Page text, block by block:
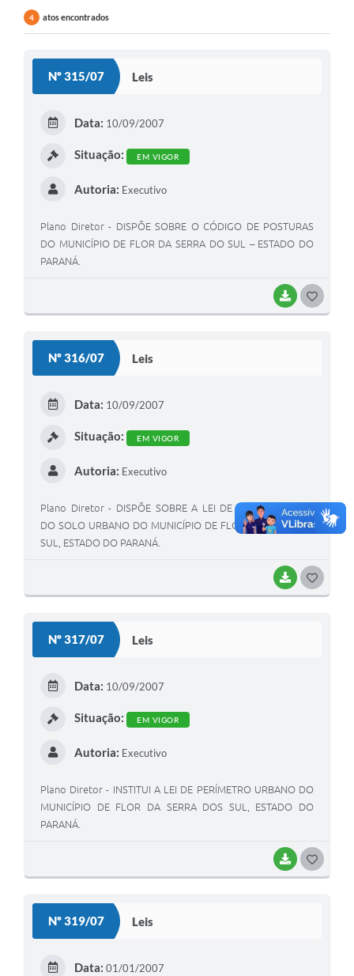
4 atos encontrados
Nº 315/07 Leis
BAIXAR
Data: 10/09/2007
Situação: EM VIGOR
Autoria: Executivo
Plano Diretor - DISPÕE SOBRE O CÓDIGO DE POSTURAS
DO MUNICÍPIO DE FLOR DA SERRA DO SUL – ESTADO DO
PARANÁ.
Nº 316/07 Leis
BAIXAR
Data: 10/09/2007
Situação: EM VIGOR
Autoria: Executivo
Plano Diretor - DISPÕE SOBRE A LEI DE PARCELAMENTO
DO SOLO URBANO DO MUNICÍPIO DE FLOR DA SERRA DO
SUL, ESTADO DO PARANÁ.
Nº 317/07 Leis
BAIXAR
Data: 10/09/2007
Situação: EM VIGOR
Autoria: Executivo
Plano Diretor - INSTITUI A LEI DE PERÍMETRO URBANO DO
MUNICÍPIO DE FLOR DA SERRA DOS SUL, ESTADO DO
PARANÁ.
Nº 319/07 Leis
Data: 01/01/2007